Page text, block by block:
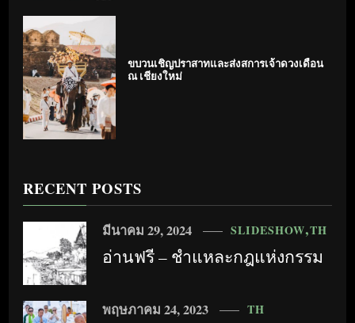
ขบวนเชิญปราสาทและส่งสการเจ้าดวงเดือน
ณ เชียงใหม่
RECENT POSTS
SLIDESHOW TH
อ่านฟรี – ชำแหละกฎแห่งกรรม
มีนาคม 29, 2024
TH
พฤษภาคม 24, 2023